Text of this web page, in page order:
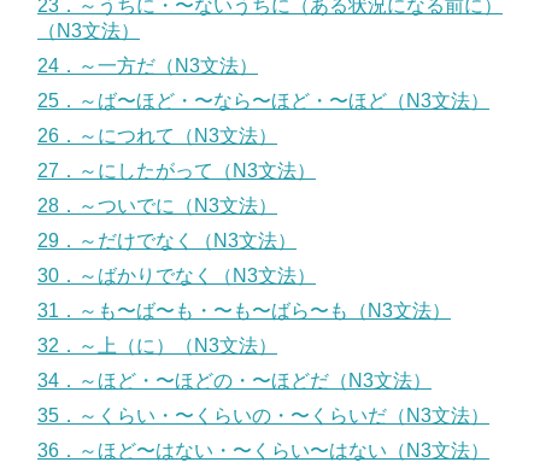
23．～うちに・〜ないうちに（ある状況になる前に）
（N3文法）
24．～一方だ（N3文法）
25．～ば〜ほど・〜なら〜ほど・〜ほど（N3文法）
26．～につれて（N3文法）
27．～にしたがって（N3文法）
28．～ついでに（N3文法）
29．～だけでなく（N3文法）
30．～ばかりでなく（N3文法）
31．～も〜ば〜も・〜も〜ばら〜も（N3文法）
32．～上（に）（N3文法）
34．～ほど・〜ほどの・〜ほどだ（N3文法）
35．～くらい・〜くらいの・〜くらいだ（N3文法）
36．～ほど〜はない・〜くらい〜はない（N3文法）